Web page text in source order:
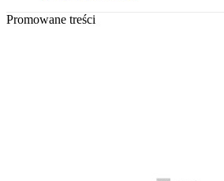
Promowane treści